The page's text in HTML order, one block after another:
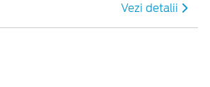
Vezi detalii